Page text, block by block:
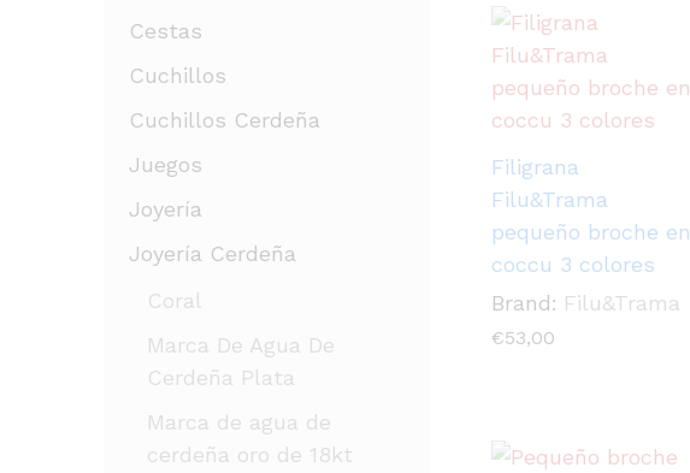
Filigrana
Filu&Trama
pequeño broche en
coccu 3 colores
Brand: Filu&Trama
€53,00
Cestas
Cuchillos
Cuchillos Cerdeña
Juegos
Joyería
Joyería Cerdeña
Coral
Marca De Agua De
Cerdeña Plata
Marca de agua de
cerdeña oro de 18kt